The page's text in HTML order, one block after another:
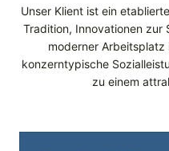
Unser Klient ist ein
Tradition, Innovationen zur
moderner Arbeitsplatz
konzerntypische
zu einem